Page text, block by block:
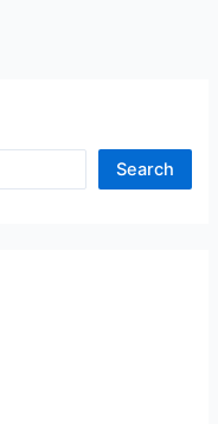
Search